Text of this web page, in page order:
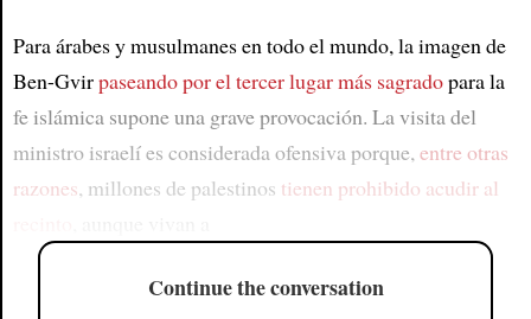
Para árabes y musulmanes en todo el mundo, la imagen de
Ben-Gvirpaseando por el tercer lugar más sagradopara la
fe islámica supone una grave provocación. La visita del
ministro israelí es considerada ofensiva porque,entre otras
razones, millones de palestinos tienen prohibido acudir al
Continue the conversation